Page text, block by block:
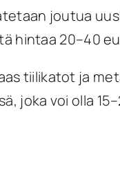
joutua
hintaa 20–40
tiilikatot ja
joka voi olla